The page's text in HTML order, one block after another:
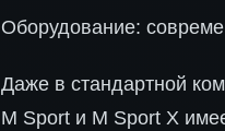
Оборудование:
Даже в стандартной
M Sport и M Sport X